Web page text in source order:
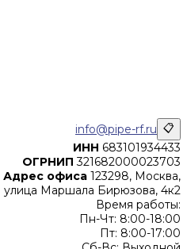
info@pipe-rf.ru 📋
ИНН 683101934433
ОГРНИП 321682000023703
Адрес офиса 123298, Москва,
улица Маршала Бирюзова, 4к2
Время работы:
Пн-Чт: 8:00-18:00
Пт: 8:00-17:00